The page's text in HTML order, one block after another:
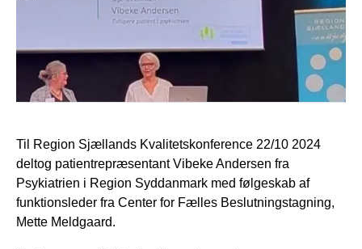
Til Region Sjællands Kvalitetskonference 22/10 2024
deltog patientrepræsentant Vibeke Andersen fra
Psykiatrien i Region Syddanmark med følgeskab af
funktionsleder fra Center for Fælles Beslutningstagning,
Mette Meldgaard.